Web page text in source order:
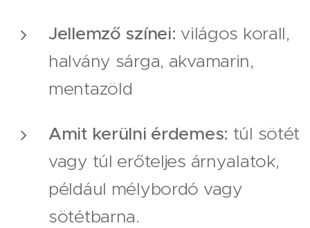
Jellemző színei: világos korall,
halvány sárga, akvamarin,
mentazöld
Amit kerülni érdemes: túl sötét
vagy túl erőteljes árnyalatok,
például mélybordó vagy
sötétbarna.